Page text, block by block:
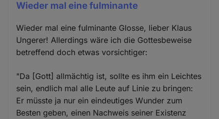
Wieder mal eine fulminante
Wieder mal eine fulminante Glosse, lieber Klaus
Ungerer! Allerdings wäre ich die Gottesbeweise
betreffend doch etwas vorsichtiger:
"Da [Gott] allmächtig ist, sollte es ihm ein Leichtes
sein, endlich mal alle Leute auf Linie zu bringen:
Er müsste ja nur ein eindeutiges Wunder zum
Besten geben, einen Nachweis seiner Existenz